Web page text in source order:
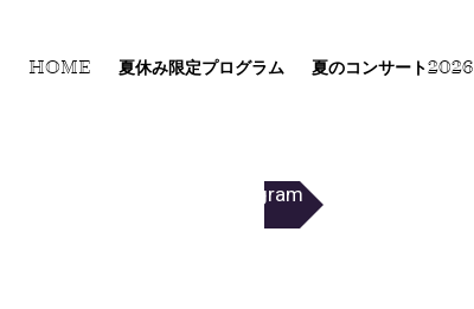
HOME 夏休み限定プログラム 夏のコンサート2026
Summer Concert 2025 Program